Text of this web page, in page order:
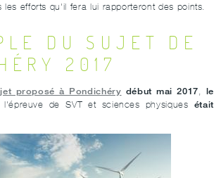
les efforts qu'il fera lui rapporteront des points.
DU SUJET DE
2017
proposé à Pondichéry début mai 2017, le
l'épreuve de SVT et sciences physiques était